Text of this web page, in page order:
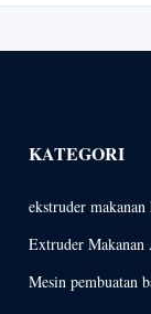
KATEGORI
ekstruder
Extruder
Mesin pembuatan